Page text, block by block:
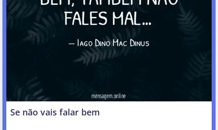
Se não vais falar bem